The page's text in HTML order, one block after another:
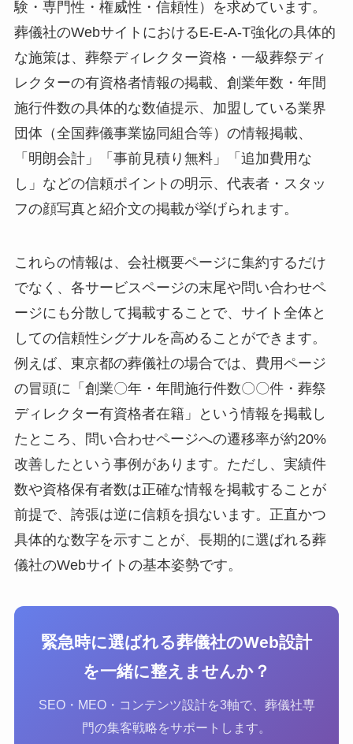
験・専門性・権威性・信頼性）を求めています。
葬儀社のWebサイトにおけるE-E-A-T強化の具体的
な施策は、葬祭ディレクター資格・一級葬祭ディ
レクターの有資格者情報の掲載、創業年数・年間
施行件数の具体的な数値提示、加盟している業界
団体（全国葬儀事業協同組合等）の情報掲載、
「明朗会計」「事前見積り無料」「追加費用な
し」などの信頼ポイントの明示、代表者・スタッ
フの顔写真と紹介文の掲載が挙げられます。
これらの情報は、会社概要ページに集約するだけ
でなく、各サービスページの末尾や問い合わせペ
ージにも分散して掲載することで、サイト全体と
しての信頼性シグナルを高めることができます。
例えば、東京都の葬儀社の場合では、費用ページ
の冒頭に「創業〇年・年間施行件数〇〇件・葬祭
ディレクター有資格者在籍」という情報を掲載し
たところ、問い合わせページへの遷移率が約20%
改善したという事例があります。ただし、実績件
数や資格保有者数は正確な情報を掲載することが
前提で、誇張は逆に信頼を損ないます。正直かつ
具体的な数字を示すことが、長期的に選ばれる葬
儀社のWebサイトの基本姿勢です。
緊急時に選ばれる葬儀社のWeb設計
を一緒に整えませんか？
SEO・MEO・コンテンツ設計を3軸で、葬儀社専
門の集客戦略をサポートします。